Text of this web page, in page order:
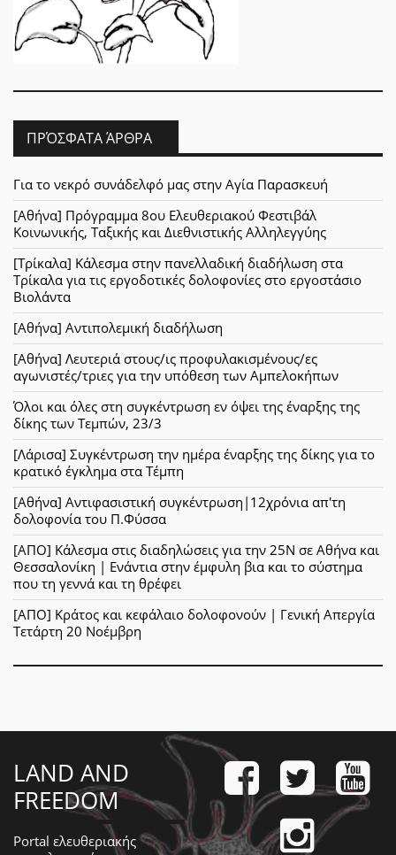
ΠΡΌΣΦΑΤΑ ΆΡΘΡΑ
Για το νεκρό συνάδελφό μας στην Αγία Παρασκευή
[Αθήνα] Πρόγραμμα 8ου Ελευθεριακού Φεστιβάλ
Κοινωνικής, Ταξικής και Διεθνιστικής Αλληλεγγύης
[Τρίκαλα] Κάλεσμα στην πανελλαδική διαδήλωση στα
Τρίκαλα για τις εργοδοτικές δολοφονίες στο εργοστάσιο
Βιολάντα
[Αθήνα] Αντιπολεμική διαδήλωση
[Αθήνα] Λευτεριά στους/ις προφυλακισμένους/ες
αγωνιστές/τριες για την υπόθεση των Αμπελοκήπων
Όλοι και όλες στη συγκέντρωση εν όψει της έναρξης της
δίκης των Τεμπών, 23/3
[Λάρισα] Συγκέντρωση την ημέρα έναρξης της δίκης για το
κρατικό έγκλημα στα Τέμπη
[Αθήνα] Αντιφασιστική συγκέντρωση|12χρόνια απ'τη
δολοφονία του Π.Φύσσα
[ΑΠΟ] Κάλεσμα στις διαδηλώσεις για την 25Ν σε Αθήνα και
Θεσσαλονίκη | Ενάντια στην έμφυλη βια και το σύστημα
που τη γεννά και τη θρέφει
[ΑΠΟ] Κράτος και κεφάλαιο δολοφονούν | Γενική Απεργία
Τετάρτη 20 Νοέμβρη
LAND AND
FREEDOM
Portal ελευθεριακής